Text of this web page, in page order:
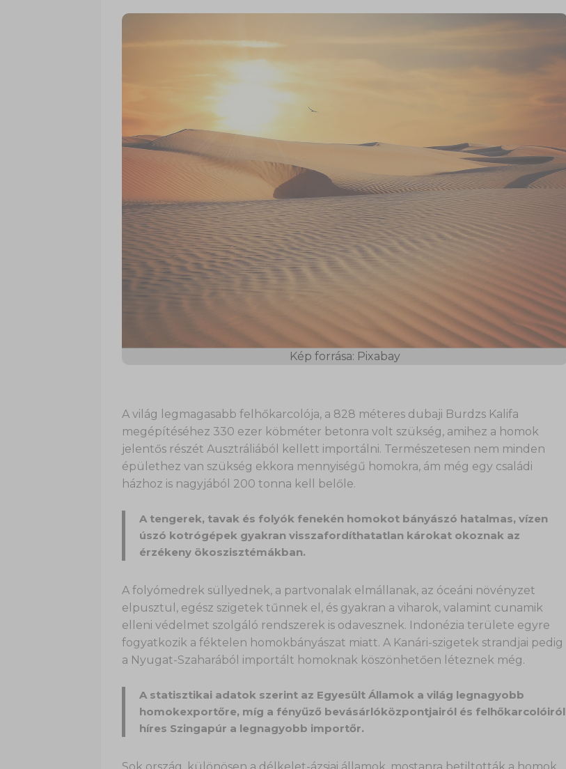
Kép forrása: Pixabay
A világ legmagasabb felhőkarcolója, a 828 méteres dubaji Burdzs Kalifa
megépítéséhez 330 ezer köbméter betonra volt szükség, amihez a homok
jelentős részét Ausztráliából kellett importálni. Természetesen nem minden
épülethez van szükség ekkora mennyiségű homokra, ám még egy családi
házhoz is nagyjából 200 tonna kell belőle.
A tengerek, tavak és folyók fenekén homokot bányászó hatalmas, vízen
úszó kotrógépek gyakran visszafordíthatatlan károkat okoznak az
érzékeny ökoszisztémákban.
A folyómedrek süllyednek, a partvonalak elmállanak, az óceáni növényzet
elpusztul, egész szigetek tűnnek el, és gyakran a viharok, valamint cunamik
elleni védelmet szolgáló rendszerek is odavesznek. Indonézia területe egyre
fogyatkozik a féktelen homokbányászat miatt. A Kanári-szigetek strandjai pedig
a Nyugat-Szaharából importált homoknak köszönhetően léteznek még.
A statisztikai adatok szerint az Egyesült Államok a világ legnagyobb
homokexportőre, míg a fényűző bevásárlóközpontjairól és felhőkarcolóiról
híres Szingapúr a legnagyobb importőr.
Sok ország, különösen a délkelet-ázsiai államok, mostanra betiltották a homok